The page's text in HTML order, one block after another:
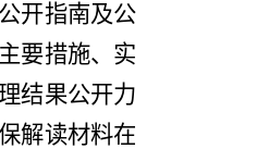
开指南及公
要措施、实
结果公开力
解读材料在